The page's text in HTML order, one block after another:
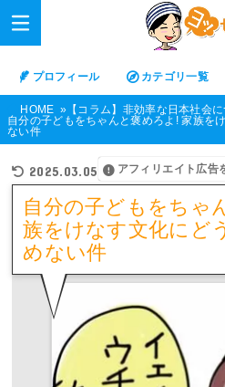
プロフィール カテゴリ一覧
HOME 【コラム】非効率な日本社会
自分の子どもをちゃんと褒めろよ! 家族を
ない件
2025.03.05 アフィリエイト広告
自分の子どもをちゃ
族をけなす文化にど
めない件